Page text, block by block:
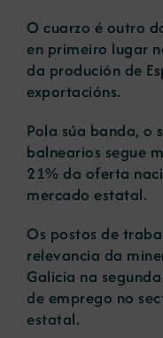
O cuarzo é outro
en primeiro lugar
da produción de
exportacións.
Pola súa banda, o
balnearios segue
21% da oferta
mercado estatal.
Os postos de
relevancia da
Galicia na
de emprego no
estatal.